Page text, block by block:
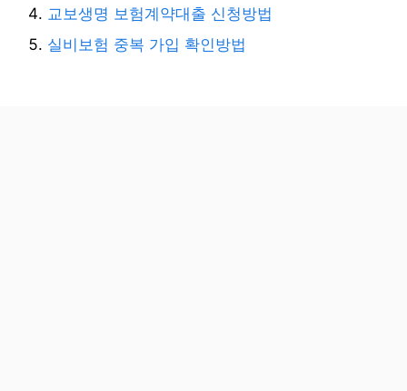
교보생명 보험계약대출 신청방법
실비보험 중복 가입 확인방법